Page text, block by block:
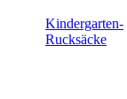
Kindergarten-
Rucksäcke